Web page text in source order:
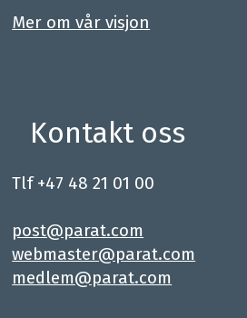
Mer om vår visjon
Kontakt oss
Tlf +47 48 21 01 00
post@parat.com
webmaster@parat.com
medlem@parat.com